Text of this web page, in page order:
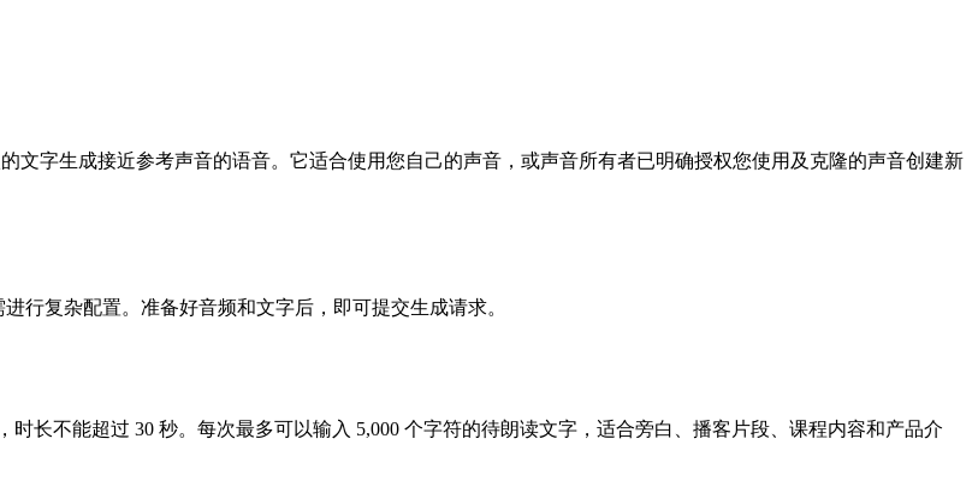
文字生成接近参考声音的语音。它适合使用您自己的声音，或声音所有者已明确授权您使用及克隆的声音创建新
行复杂配置。准备好音频和文字后，即可提交生成请求。
长不能超过 30 秒。每次最多可以输入 5,000 个字符的待朗读文字，适合旁白、播客片段、课程内容和产品介